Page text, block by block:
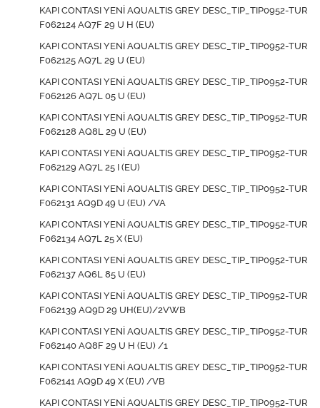
KAPI CONTASI YENİ AQUALTIS GREY DESC_TIP_TIP0952-TUR
F062124 AQ7F 29 U H (EU)
KAPI CONTASI YENİ AQUALTIS GREY DESC_TIP_TIP0952-TUR
F062125 AQ7L 29 U (EU)
KAPI CONTASI YENİ AQUALTIS GREY DESC_TIP_TIP0952-TUR
F062126 AQ7L 05 U (EU)
KAPI CONTASI YENİ AQUALTIS GREY DESC_TIP_TIP0952-TUR
F062128 AQ8L 29 U (EU)
KAPI CONTASI YENİ AQUALTIS GREY DESC_TIP_TIP0952-TUR
F062129 AQ7L 25 I (EU)
KAPI CONTASI YENİ AQUALTIS GREY DESC_TIP_TIP0952-TUR
F062131 AQ9D 49 U (EU) /VA
KAPI CONTASI YENİ AQUALTIS GREY DESC_TIP_TIP0952-TUR
F062134 AQ7L 25 X (EU)
KAPI CONTASI YENİ AQUALTIS GREY DESC_TIP_TIP0952-TUR
F062137 AQ6L 85 U (EU)
KAPI CONTASI YENİ AQUALTIS GREY DESC_TIP_TIP0952-TUR
F062139 AQ9D 29 UH(EU)/2VWB
KAPI CONTASI YENİ AQUALTIS GREY DESC_TIP_TIP0952-TUR
F062140 AQ8F 29 U H (EU) /1
KAPI CONTASI YENİ AQUALTIS GREY DESC_TIP_TIP0952-TUR
F062141 AQ9D 49 X (EU) /VB
KAPI CONTASI YENİ AQUALTIS GREY DESC_TIP_TIP0952-TUR